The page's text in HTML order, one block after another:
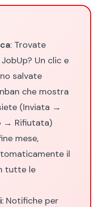
: Trovate
Un clic e
salvate
che mostra
(Inviata →
→ Rifiutata)
mese,
il
tutte le
: Notifiche per